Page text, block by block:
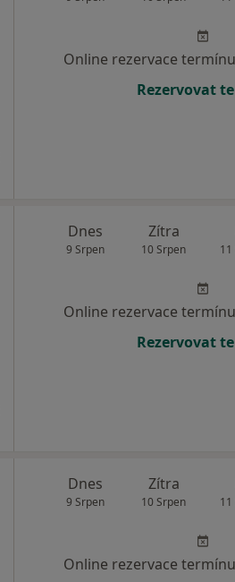
Online rezervace
Rezervovat
Dnes
9 Srpen
Zítra
10 Srpen
Online rezervace
Rezervovat
Dnes
9 Srpen
Zítra
10 Srpen
Online rezervace